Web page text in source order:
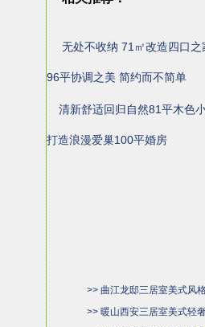
无处不收纳 71㎡改造四口之
96平协调之美 简约而不简单
清新舒适回归自然81平木色
打造浪漫爱巢100平婚房
>> 曲江龙邸三居室美式风
>> 暖山西安三居室美式轻